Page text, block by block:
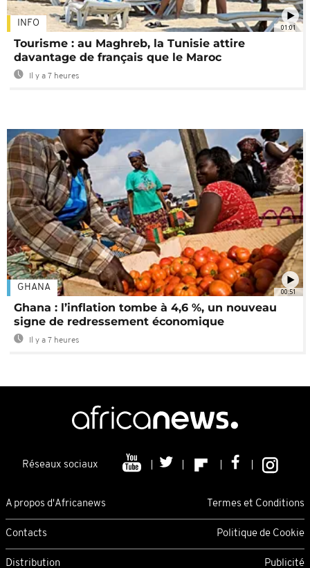
01:01
INFO
Tourisme : au Maghreb, la Tunisie attire
davantage de français que le Maroc
Il y a 7 heures
00:51
GHANA
Ghana : l’inflation tombe à 4,6 %, un nouveau
signe de redressement économique
Il y a 7 heures
Réseaux sociaux
A propos d'Africanews Termes et Conditions
Contacts Politique de Cookie
Distribution Publicité